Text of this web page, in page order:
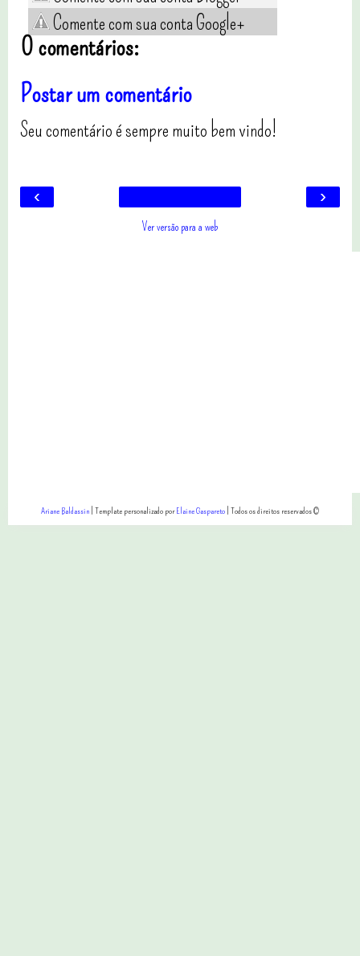
Comente com sua conta Google+
0 comentários:
Postar um comentário
Seu comentário é sempre muito bem vindo!
‹ ›
Ver versão para a web
Ariane Baldassin| Template personalizado porElaine Gaspareto| Todos os direitos reservados ©